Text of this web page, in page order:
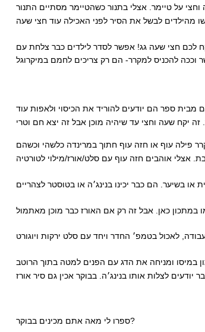
במג׳ימיקס. אח״כ זה רק בישול עד הרגע שאני יוצאת מהבית ואז מעבירה לתנור בחום של 150 מעלות לשעה וחצי על טיימר. אצלי בתנור כשהטיימר מסתיים התנור
לכם חצי שעה גג! אפשר לסדר לילדים כבר צלחת עם
כסף ומכניסה לתנור על טיימר ל שעה חצי בחום של 150 מעלות. כשהילדים חוזרים מבית ספר הם יודעים להוריד את הכיסוי ולאפות עוד
פילה עוף או חזה עוף חתוך במרינדה כלשהי וכשהם
ספרו לי מאה אתם מכינים בבוקר?